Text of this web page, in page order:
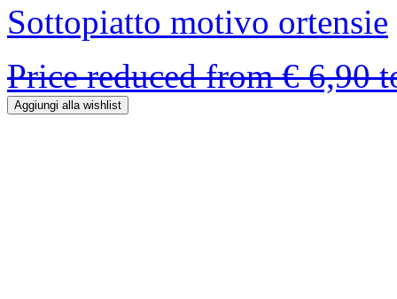
Sottopiatto motivo ortensie
Price reduced from€ 6,90
Aggiungi alla wishlist